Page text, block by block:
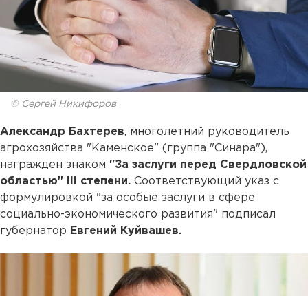
© Сергей Никифоров
Александр Бахтерев, многолетний руководитель
агрохозяйства "Каменское" (группа "Синара"),
награжден знаком "За заслуги перед Свердловской
областью" III степени. Соответствующий указ с
формулировкой "за особые заслуги в сфере
социально-экономического развития" подписал
губернатор Евгений Куйвашев.